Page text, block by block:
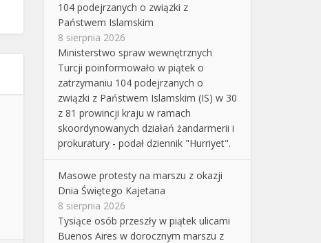
104 podejrzanych o związki z
Państwem Islamskim
8 sierpnia 2026
Ministerstwo spraw wewnętrznych
Turcji poinformowało w piątek o
zatrzymaniu 104 podejrzanych o
związki z Państwem Islamskim (IS) w 30
z 81 prowincji kraju w ramach
skoordynowanych działań żandarmerii i
prokuratury - podał dziennik "Hurriyet".
Masowe protesty na marszu z okazji
Dnia Świętego Kajetana
8 sierpnia 2026
Tysiące osób przeszły w piątek ulicami
Buenos Aires w dorocznym marszu z